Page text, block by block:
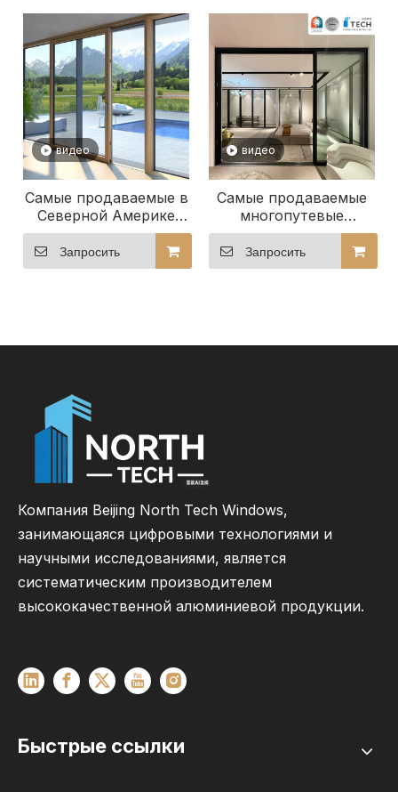
видео
Самые продаваемые в
Северной Америке
алюминиевые
многопутевые
раздвижные двери с
Запросить
видео
Самые продаваемые
многопутевые
раздвижные двери в
Северной Америке с
настраиваемым
Запросить
Компания Beijing North Tech Windows,
занимающаяся цифровыми технологиями и
научными исследованиями, является
систематическим производителем
высококачественной алюминиевой продукции.
Быстрые ссылки